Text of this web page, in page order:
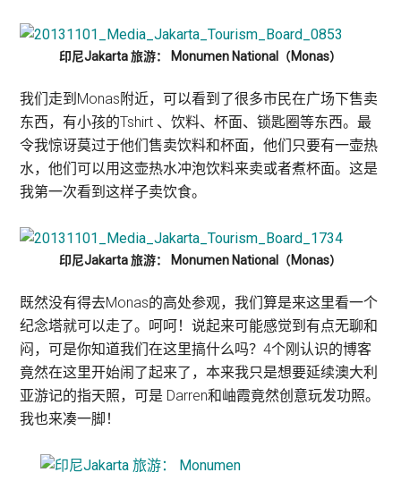
印尼Jakarta 旅游： Monumen National（Monas）
我们走到Monas附近，可以看到了很多市民在广场下售卖
东西，有小孩的Tshirt 、饮料、杯面、锁匙圈等东西。最
令我惊讶莫过于他们售卖饮料和杯面，他们只要有一壶热
水，他们可以用这壶热水冲泡饮料来卖或者煮杯面。这是
我第一次看到这样子卖饮食。
印尼Jakarta 旅游： Monumen National（Monas）
既然没有得去Monas的高处参观，我们算是来这里看一个
纪念塔就可以走了。呵呵！说起来可能感觉到有点无聊和
闷，可是你知道我们在这里搞什么吗？4个刚认识的博客
竟然在这里开始闹了起来了，本来我只是想要延续澳大利
亚游记的指天照，可是 Darren和岫霞竟然创意玩发功照。
我也来凑一脚！